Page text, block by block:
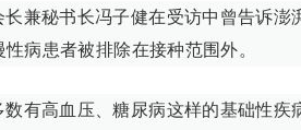
兼秘书长冯子健在受访中曾告诉
病患者被排除在接种范围外。
有高血压、糖尿病这样的基础性疾